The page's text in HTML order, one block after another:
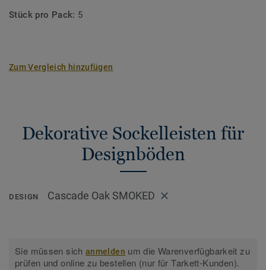
Stück pro Pack: 5
Zum Vergleich hinzufügen
Dekorative Sockelleisten für
Designböden
DESIGN Cascade Oak SMOKED
Sie müssen sichanmelden um die Warenverfügbarkeit zu
prüfen und online zu bestellen (nur für Tarkett-Kunden).